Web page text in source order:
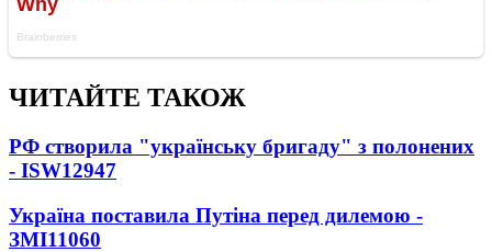
ЧИТАЙТЕ ТАКОЖ
РФ створила "українську бригаду" з полонених
- ISW12947
Україна поставила Путіна перед дилемою -
ЗМІ11060